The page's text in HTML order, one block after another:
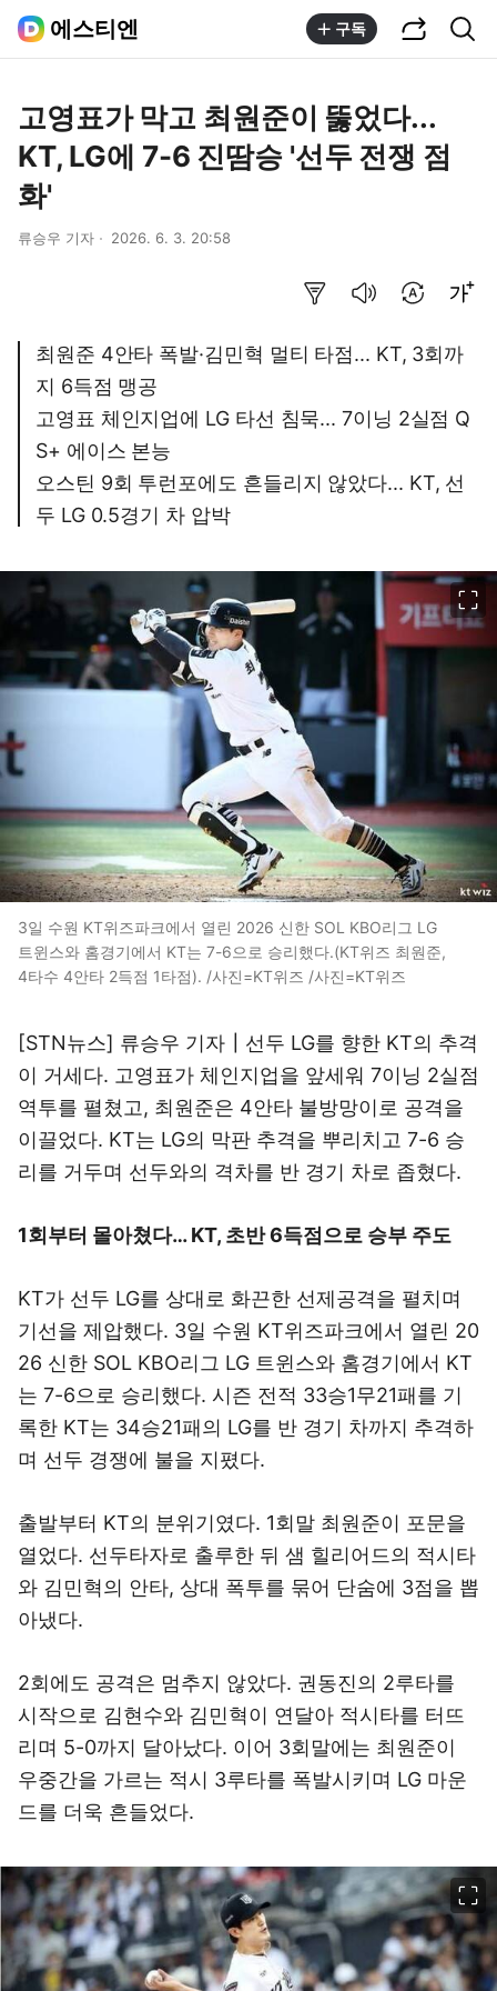
에스티엔 구독
고영표가 막고 최원준이 뚫었다...
KT, LG에 7-6 진땀승 '선두 전쟁 점
화'
류승우 기자 2026. 6. 3. 20:58
최원준 4안타 폭발·김민혁 멀티 타점... KT, 3회까
지 6득점 맹공
고영표 체인지업에 LG 타선 침묵... 7이닝 2실점 Q
S+ 에이스 본능
오스틴 9회 투런포에도 흔들리지 않았다... KT, 선
두 LG 0.5경기 차 압박
3일 수원 KT위즈파크에서 열린 2026 신한 SOL KBO리그 LG
트윈스와 홈경기에서 KT는 7-6으로 승리했다.(KT위즈 최원준,
4타수 4안타 2득점 1타점). /사진=KT위즈 /사진=KT위즈
[STN뉴스] 류승우 기자┃선두 LG를 향한 KT의 추격
이 거세다. 고영표가 체인지업을 앞세워 7이닝 2실점
역투를 펼쳤고, 최원준은 4안타 불방망이로 공격을
이끌었다. KT는 LG의 막판 추격을 뿌리치고 7-6 승
리를 거두며 선두와의 격차를 반 경기 차로 좁혔다.
1회부터 몰아쳤다… KT, 초반 6득점으로 승부 주도
KT가 선두 LG를 상대로 화끈한 선제공격을 펼치며
기선을 제압했다. 3일 수원 KT위즈파크에서 열린 20
26 신한 SOL KBO리그 LG 트윈스와 홈경기에서 KT
는 7-6으로 승리했다. 시즌 전적 33승1무21패를 기
록한 KT는 34승21패의 LG를 반 경기 차까지 추격하
며 선두 경쟁에 불을 지폈다.
출발부터 KT의 분위기였다. 1회말 최원준이 포문을
열었다. 선두타자로 출루한 뒤 샘 힐리어드의 적시타
와 김민혁의 안타, 상대 폭투를 묶어 단숨에 3점을 뽑
아냈다.
2회에도 공격은 멈추지 않았다. 권동진의 2루타를
시작으로 김현수와 김민혁이 연달아 적시타를 터뜨
리며 5-0까지 달아났다. 이어 3회말에는 최원준이
우중간을 가르는 적시 3루타를 폭발시키며 LG 마운
드를 더욱 흔들었다.